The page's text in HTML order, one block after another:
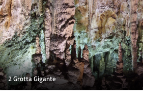
2 Grotta Gigante